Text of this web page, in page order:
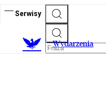
Serwisy
Wydarzenia